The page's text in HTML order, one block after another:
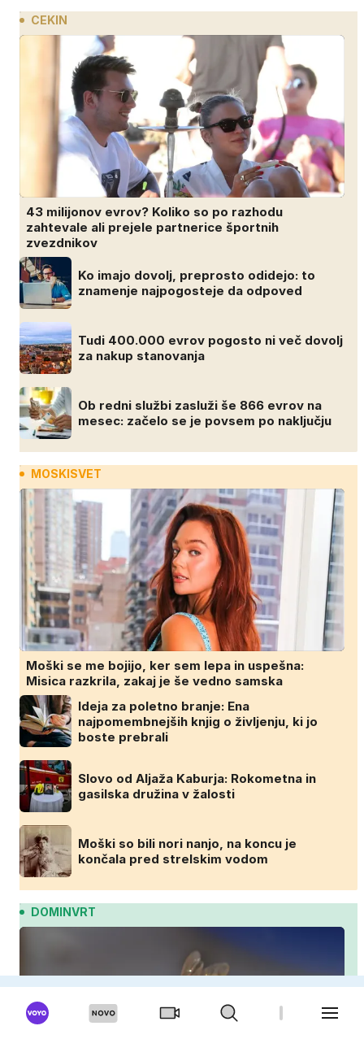
CEKIN
43 milijonov evrov? Koliko so po razhodu
zahtevale ali prejele partnerice športnih
zvezdnikov
Ko imajo dovolj, preprosto odidejo: to
znamenje najpogosteje da odpoved
Tudi 400.000 evrov pogosto ni več dovolj
za nakup stanovanja
Ob redni službi zasluži še 866 evrov na
mesec: začelo se je povsem po naključju
MOSKISVET
Moški se me bojijo, ker sem lepa in uspešna:
Misica razkrila, zakaj je še vedno samska
Ideja za poletno branje: Ena
najpomembnejših knjig o življenju, ki jo
boste prebrali
Slovo od Aljaža Kaburja: Rokometna in
gasilska družina v žalosti
Moški so bili nori nanjo, na koncu je
končala pred strelskim vodom
DOMINVRT